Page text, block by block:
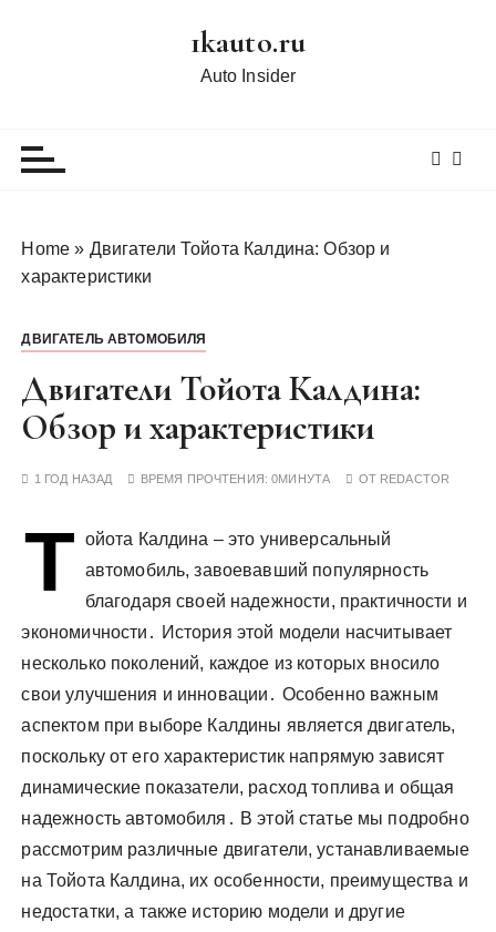
1kauto.ru
Auto Insider
Home » Двигатели Тойота Калдина: Обзор и
характеристики
ДВИГАТЕЛЬ АВТОМОБИЛЯ
Двигатели Тойота Калдина:
Обзор и характеристики
1 ГОД НАЗАД ВРЕМЯ ПРОЧТЕНИЯ:0МИНУТА ОТ REDACTOR
Т ойота Калдина – это универсальный
автомобиль, завоевавший популярность
благодаря своей надежности, практичности и
экономичности․ История этой модели насчитывает
несколько поколений, каждое из которых вносило
свои улучшения и инновации․ Особенно важным
аспектом при выборе Калдины является двигатель,
поскольку от его характеристик напрямую зависят
динамические показатели, расход топлива и общая
надежность автомобиля․ В этой статье мы подробно
рассмотрим различные двигатели, устанавливаемые
на Тойота Калдина, их особенности, преимущества и
недостатки, а также историю модели и другие